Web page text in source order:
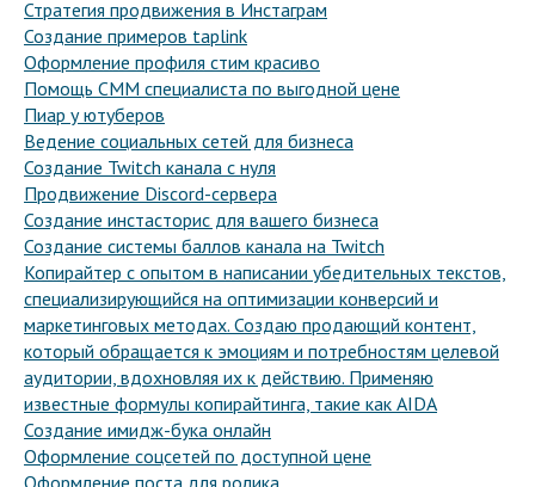
Стратегия продвижения в Инстаграм
Создание примеров taplink
Оформление профиля стим красиво
Помощь СММ специалиста по выгодной цене
Пиар у ютуберов
Ведение социальных сетей для бизнеса
Создание Twitch канала с нуля
Продвижение Discord-сервера
Создание инстасторис для вашего бизнеса
Создание системы баллов канала на Twitch
Копирайтер с опытом в написании убедительных текстов,
специализирующийся на оптимизации конверсий и
маркетинговых методах. Создаю продающий контент,
который обращается к эмоциям и потребностям целевой
аудитории, вдохновляя их к действию. Применяю
известные формулы копирайтинга, такие как AIDA
Создание имидж-бука онлайн
Оформление соцсетей по доступной цене